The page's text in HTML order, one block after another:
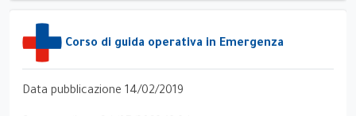
Corso di guida operativa in Emergenza
Data pubblicazione 14/02/2019